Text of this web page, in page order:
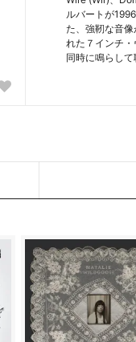
ルバートが
た、強靭な音
れた７インチ
同時に鳴らして